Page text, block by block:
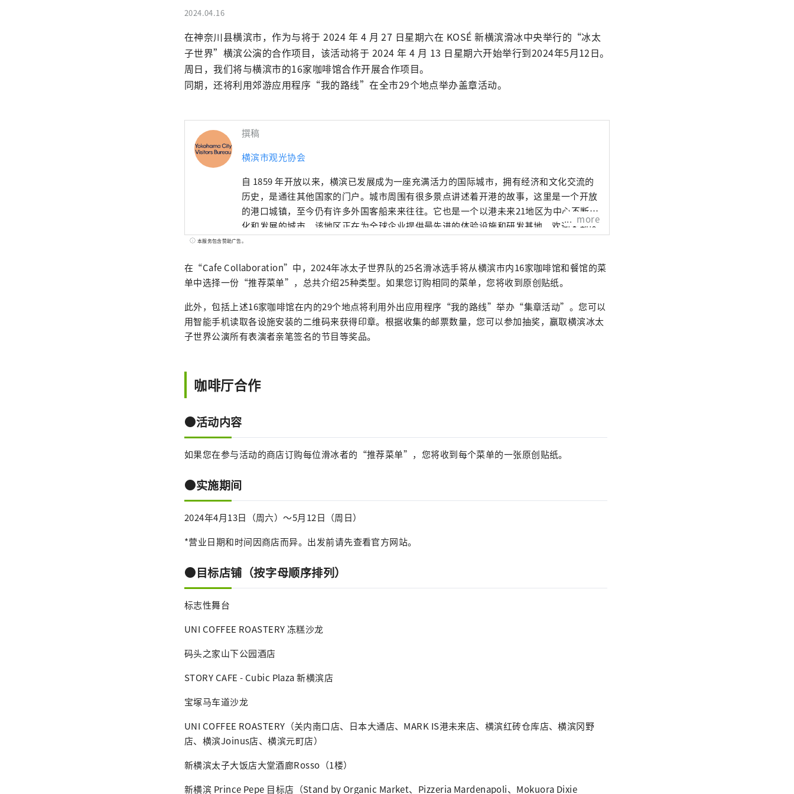
2024.04.16
在神奈川县横滨市，作为与将于 2024 年 4 月 27 日星期六在 KOSÉ 新横滨滑冰中央举行的“冰太
子世界”横滨公演的合作项目，该活动将于 2024 年 4 月 13 日星期六开始举行到2024年5月12日。
周日，我们将与横滨市的16家咖啡馆合作开展合作项目。
同期，还将利用郊游应用程序“我的路线”在全市29个地点举办盖章活动。
撰稿
横滨市观光协会
自 1859 年开放以来，横滨已发展成为一座充满活力的国际城市，拥有经济和文化交流的
历史，是通往其他国家的门户。城市周围有很多景点讲述着开港的故事，这里是一个开放
的港口城镇，至今仍有许多外国客船来来往往。它也是一个以港未来21地区为中心不断变
化和发展的城市，该地区正在为全球企业提供最先进的体验设施和研发基地。欢迎来到这
座令人兴奋的城市，它融合了精致的城市滨水区和田园诗般的绿色郊区的魅力！
more
本服务包含赞助广告。
在“Cafe Collaboration”中，2024年冰太子世界队的25名滑冰选手将从横滨市内16家咖啡馆和餐馆的菜
单中选择一份“推荐菜单”，总共介绍25种类型。如果您订购相同的菜单，您将收到原创贴纸。
此外，包括上述16家咖啡馆在内的29个地点将利用外出应用程序“我的路线”举办“集章活动”。您可以
用智能手机读取各设施安装的二维码来获得印章。根据收集的邮票数量，您可以参加抽奖，赢取横滨冰太
子世界公演所有表演者亲笔签名的节目等奖品。
咖啡厅合作
●活动内容
如果您在参与活动的商店订购每位滑冰者的“推荐菜单”，您将收到每个菜单的一张原创贴纸。
●实施期间
2024年4月13日（周六）～5月12日（周日）
*营业日期和时间因商店而异。出发前请先查看官方网站。
●目标店铺（按字母顺序排列）
标志性舞台
UNI COFFEE ROASTERY 冻糕沙龙
码头之家山下公园酒店
STORY CAFE - Cubic Plaza 新横滨店
宝塚马车道沙龙
UNI COFFEE ROASTERY（关内南口店、日本大通店、MARK IS港未来店、横滨红砖仓库店、横滨冈野
店、横滨Joinus店、横滨元町店）
新横滨太子大饭店大堂酒廊Rosso（1楼）
新横滨 Prince Pepe 目标店（Stand by Organic Market、Pizzeria Mardenapoli、Mokuora Dixie